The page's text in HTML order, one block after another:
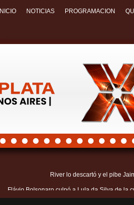
INICIO NOTICIAS PROGRAMACION
River lo descartó y el pibe
Flávio Bolsonaro culpó a Lula da Silva de la